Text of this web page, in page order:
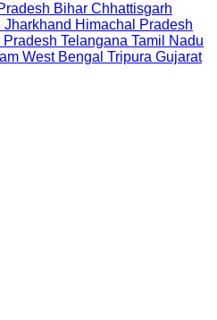
Bihar Chhattisgarh
Jharkhand Himachal Pradesh
Telangana Tamil Nadu
West Bengal Tripura Gujarat